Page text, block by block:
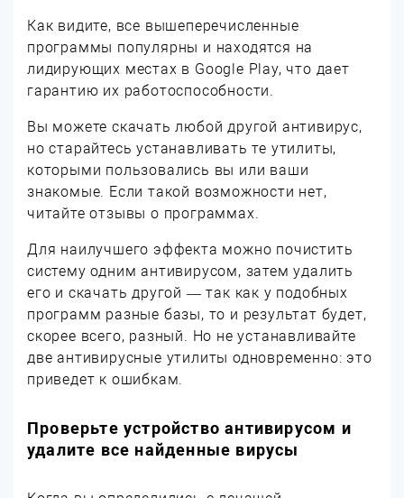
Как видите, все вышеперечисленные
программы популярны и находятся на
лидирующих местах в Google Play, что дает
гарантию их работоспособности.
Вы можете скачать любой другой антивирус,
но старайтесь устанавливать те утилиты,
которыми пользовались вы или ваши
знакомые. Если такой возможности нет,
читайте отзывы о программах.
Для наилучшего эффекта можно почистить
систему одним антивирусом, затем удалить
его и скачать другой — так как у подобных
программ разные базы, то и результат будет,
скорее всего, разный. Но не устанавливайте
две антивирусные утилиты одновременно: это
приведет к ошибкам.
Проверьте устройство антивирусом и
удалите все найденные вирусы